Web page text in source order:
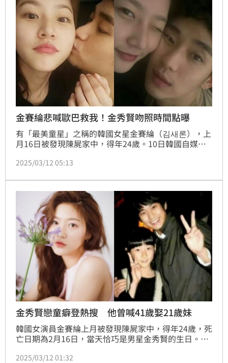
LISTENING PARTY，曝光的照片中金秀賢還露出白齒
燦笑，讓
金賽綸悲喊歐巴救我！金秀賢吻照時間點曝
有「最美童星」之稱的韓國女星金賽綸（김새론），上
月16日被發現陳屍家中，得年24歲。10日韓國自媒體
予的資料，爆料她曾和金秀賢交往6年引起熱議；昨日
向金秀賢求救的絕望訊息。
2025/03/12 05:13
金秀賢戀童癖登熱搜 他曾喊41歲娶21歲妹
韓國女演員金賽綸上月被發現陳屍家中，得年24歲，死
亡日期為2月16日，當天恰巧是男星金秀賢的生日。金
稱金賽綸在15歲時與金秀賢交往，且戀情持續整整6
2025/03/12 01:32